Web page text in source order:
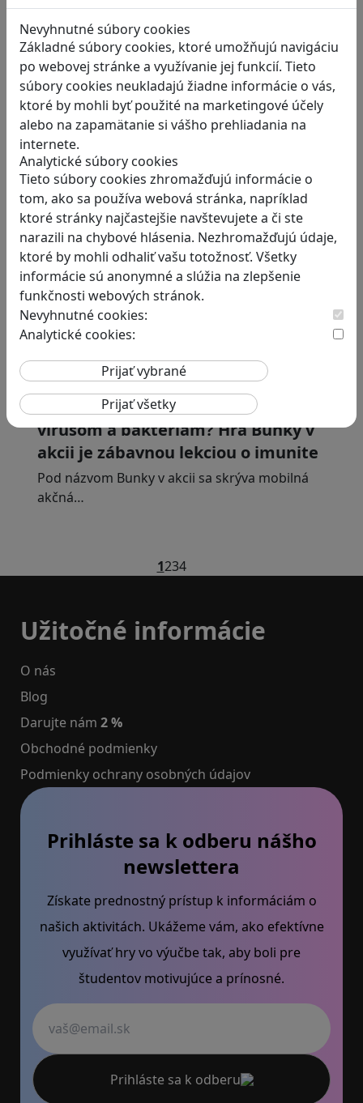
Nevyhnutné súbory cookies
Základné súbory cookies, ktoré umožňujú navigáciu
po webovej stránke a využívanie jej funkcií. Tieto
súbory cookies neukladajú žiadne informácie o vás,
ktoré by mohli byť použité na marketingové účely
alebo na zapamätanie si vášho prehliadania na
internete.
Analytické súbory cookies
Tieto súbory cookies zhromažďujú informácie o
tom, ako sa používa webová stránka, napríklad
ktoré stránky najčastejšie navštevujete a či ste
narazili na chybové hlásenia. Nezhromažďujú údaje,
ktoré by mohli odhaliť vašu totožnosť. Všetky
informácie sú anonymné a slúžia na zlepšenie
funkčnosti webových stránok.
Nevyhnutné cookies:
Analytické cookies:
Heritage Quest AR je mobilná hra, ktorá
ponúka…
Dobrodružstvá Mimi a Lízy vo
videohre? Dvojica neoddeliteľných
kamarátok už aj ako herné postavy
Značku Mimi a Líza by sme mohli označiť priam
za…
Ako biele krvinky bojujú proti
vírusom a baktériám? Hra Bunky v
akcii je zábavnou lekciou o imunite
Pod názvom Bunky v akcii sa skrýva mobilná
akčná…
1234
Užitočné informácie
O nás
Blog
Darujte nám 2 %
Obchodné podmienky
Podmienky ochrany osobných údajov
Prihláste sa k odberu nášho
newslettera
Získate prednostný prístup k informáciám o
našich aktivitách. Ukážeme vám, ako efektívne
využívať hry vo výučbe tak, aby boli pre
študentov motivujúce a prínosné.
Prihláste sa k odberu